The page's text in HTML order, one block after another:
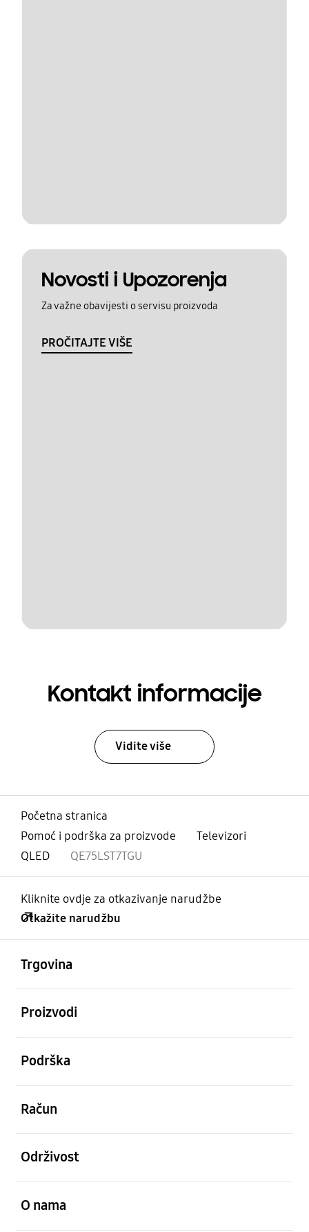
Novosti i Upozorenja
Za važne obavijesti o servisu proizvoda
PROČITAJTE VIŠE
Kontakt informacije
Vidite više
Početna stranica
Pomoć i podrška za proizvode
Televizori
QLED
QE75LST7TGU
Kliknite ovdje za otkazivanje narudžbe
Otkažite narudžbu
Trgovina
Proizvodi
Podrška
Račun
Održivost
O nama